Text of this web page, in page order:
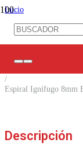
Inicio
Ferretería Eléctrica
/
Espiral Ignífugo 8mm
Descripción